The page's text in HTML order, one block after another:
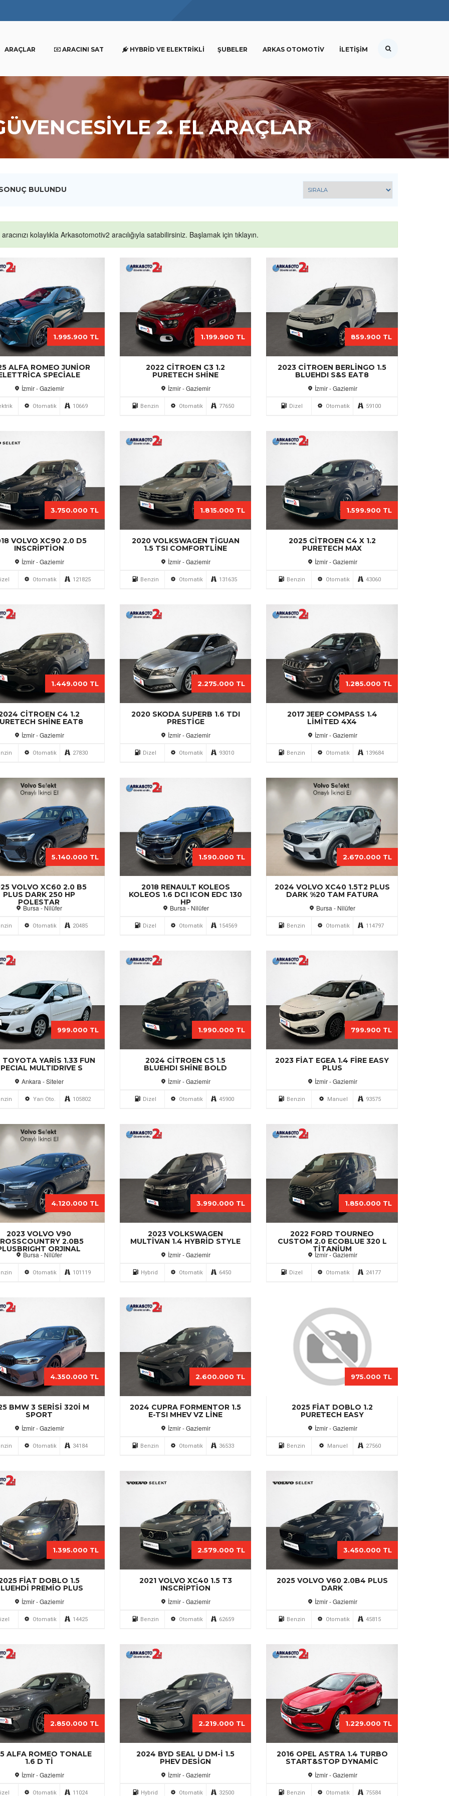
ARAÇLAR ARACINI SAT HYBRID VE ELEKTRIKLI ŞUBELER ARKAS OTOMOTIV İLETIŞIM
2. EL ARAÇLAR
BULUNDU
aracınızı kolaylıkla Arkasotomotiv2 aracılığıyla satabilirsiniz. Başlamak için tıklayın.
ALFA ROMEO JUNIOR
SPECIALE
İzmir - Gaziemir
1.995.900 TL
Otomatik 10669
2022 CITROEN C3 1.2
PURETECH SHINE
İzmir - Gaziemir
1.199.900 TL
Benzin Otomatik 77650
2023 CITROEN BERLINGO 1.5
BLUEHDI S&S EAT8
İzmir - Gaziemir
859.900 TL
Dizel Otomatik 59100
VOLVO XC90 2.0 D5
INSCRIPTION
İzmir - Gaziemir
3.750.000 TL
Otomatik 121825
2020 VOLKSWAGEN TIGUAN
1.5 TSI COMFORTLINE
İzmir - Gaziemir
1.815.000 TL
Benzin Otomatik 131635
2025 CITROEN C4 X 1.2
PURETECH MAX
İzmir - Gaziemir
1.599.900 TL
Benzin Otomatik 43060
CITROEN C4 1.2
SHINE EAT8
İzmir - Gaziemir
1.449.000 TL
Otomatik 27830
2020 SKODA SUPERB 1.6 TDI
PRESTIGE
İzmir - Gaziemir
2.275.000 TL
Dizel Otomatik 93010
2017 JEEP COMPASS 1.4
LIMITED 4X4
İzmir - Gaziemir
1.285.000 TL
Benzin Otomatik 139684
VOLVO XC60 2.0 B5
PLUS DARK 250 HP
POLESTAR
Bursa - Nilüfer
5.140.000 TL
Otomatik 20485
2018 RENAULT KOLEOS
KOLEOS 1.6 DCI ICON EDC 130
HP
Bursa - Nilüfer
1.590.000 TL
Dizel Otomatik 154569
2024 VOLVO XC40 1.5T2 PLUS
DARK %20 TAM FATURA
Bursa - Nilüfer
2.670.000 TL
Benzin Otomatik 114797
TOYOTA YARIS 1.33 FUN
MULTIDRIVE S
Ankara - Siteler
999.000 TL
Yarı Oto. 105802
2024 CITROEN C5 1.5
BLUEHDI SHINE BOLD
İzmir - Gaziemir
1.990.000 TL
Dizel Otomatik 45900
2023 FIAT EGEA 1.4 FIRE EASY
PLUS
İzmir - Gaziemir
799.900 TL
Benzin Manuel 93575
2023 VOLVO V90
2.0B5
ORJINAL
Bursa - Nilüfer
4.120.000 TL
Otomatik 101119
2023 VOLKSWAGEN
MULTIVAN 1.4 HYBRID STYLE
İzmir - Gaziemir
3.990.000 TL
Hybrid Otomatik 6450
2022 FORD TOURNEO
CUSTOM 2.0 ECOBLUE 320 L
TITANIUM
İzmir - Gaziemir
1.850.000 TL
Dizel Otomatik 24177
BMW 3 SERISI 320I M
SPORT
İzmir - Gaziemir
4.350.000 TL
Otomatik 34184
2024 CUPRA FORMENTOR 1.5
E-TSI MHEV VZ LINE
İzmir - Gaziemir
2.600.000 TL
Benzin Otomatik 36533
2025 FIAT DOBLO 1.2
PURETECH EASY
İzmir - Gaziemir
975.000 TL
Benzin Manuel 27560
FIAT DOBLO 1.5
PREMIO PLUS
İzmir - Gaziemir
1.395.000 TL
Otomatik 14425
2021 VOLVO XC40 1.5 T3
INSCRIPTION
İzmir - Gaziemir
2.579.000 TL
Benzin Otomatik 62659
2025 VOLVO V60 2.0B4 PLUS
DARK
İzmir - Gaziemir
3.450.000 TL
Benzin Otomatik 45815
ALFA ROMEO TONALE
1.6 D TI
İzmir - Gaziemir
2.850.000 TL
Otomatik 11024
2024 BYD SEAL U DM-I 1.5
PHEV DESIGN
İzmir - Gaziemir
2.219.000 TL
Hybrid Otomatik 32500
2016 OPEL ASTRA 1.4 TURBO
START&STOP DYNAMIC
İzmir - Gaziemir
1.229.000 TL
Benzin Otomatik 75584